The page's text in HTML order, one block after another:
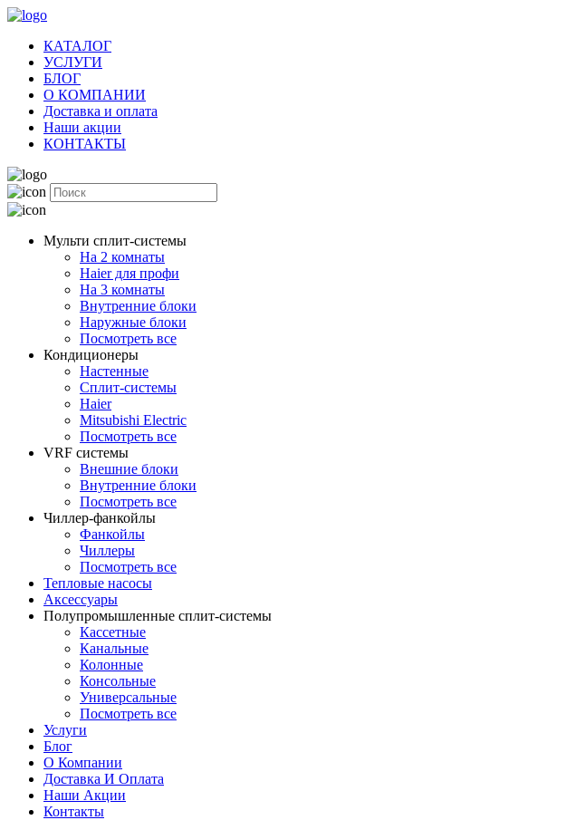
КАТАЛОГ
УСЛУГИ
БЛОГ
О КОМПАНИИ
Доставка и оплата
Наши акции
КОНТАКТЫ
Мульти сплит-системы
На 2 комнаты
Haier для профи
На 3 комнаты
Внутренние блоки
Наружные блоки
Посмотреть все
Кондиционеры
Настенные
Сплит-системы
Haier
Mitsubishi Electric
Посмотреть все
VRF системы
Внешние блоки
Внутренние блоки
Посмотреть все
Чиллер-фанкойлы
Фанкойлы
Чиллеры
Посмотреть все
Тепловые насосы
Аксессуары
Полупромышленные сплит-системы
Кассетные
Канальные
Колонные
Консольные
Универсальные
Посмотреть все
Услуги
Блог
О Компании
Доставка И Оплата
Наши Акции
Контакты